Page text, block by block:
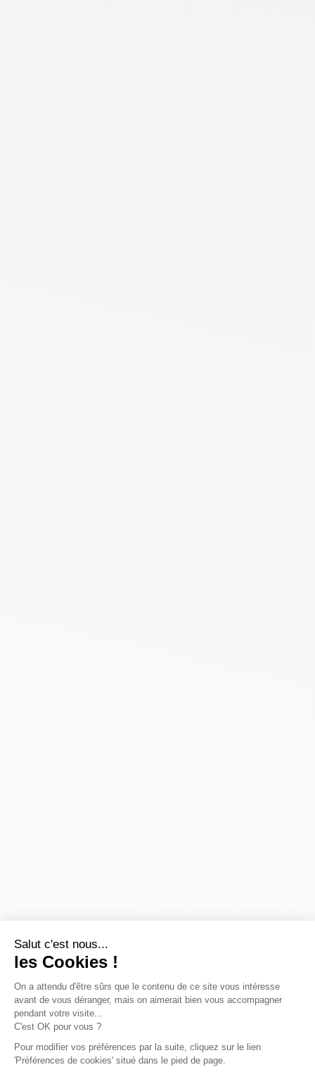
Salut c'est nous...
les Cookies !
On a attendu d'être sûrs que le contenu de ce site vous intéresse
avant de vous déranger, mais on aimerait bien vous accompagner
pendant votre visite...
C'est OK pour vous ?
Pour modifier vos préférences par la suite, cliquez sur le lien
'Préférences de cookies' situé dans le pied de page.